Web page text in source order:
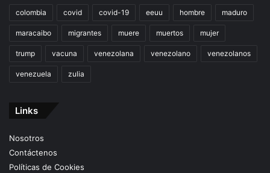
colombia covid covid-19 eeuu hombre maduro
maracaibo migrantes muere muertos mujer
trump vacuna venezolana venezolano venezolanos
venezuela zulia
Links
Nosotros
Contáctenos
Políticas de Cookies